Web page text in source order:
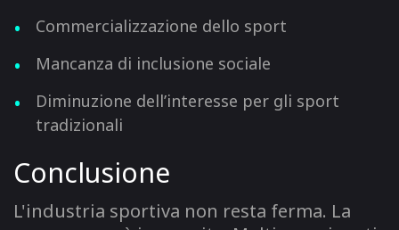
Commercializzazione dello sport
Mancanza di inclusione sociale
Diminuzione dell’interesse per gli sport
tradizionali
Conclusione
L'industria sportiva non resta ferma. La